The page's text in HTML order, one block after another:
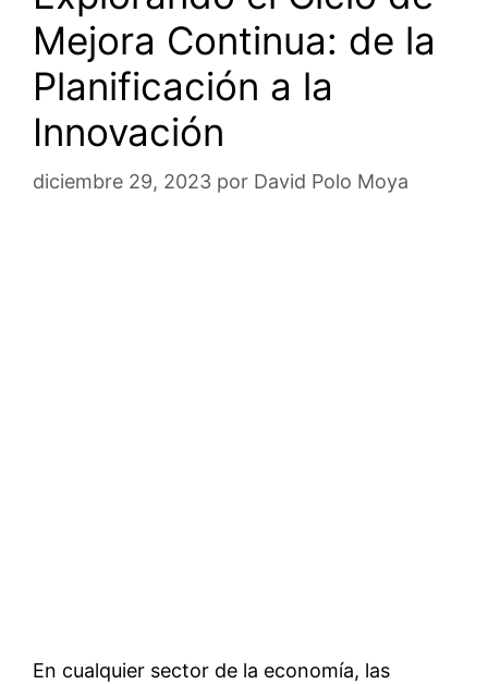
Mejora Continua: de la
Planificación a la
Innovación
diciembre 29, 2023 por David Polo Moya
En cualquier sector de la economía, las